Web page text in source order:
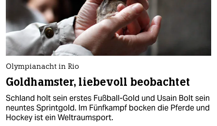
Olympianacht in Rio
Goldhamster, liebevoll beobachtet
Schland holt sein erstes Fußball-Gold und Usain Bolt sein
neuntes Sprintgold. Im Fünfkampf bocken die Pferde und
Hockey ist ein Weltraumsport.